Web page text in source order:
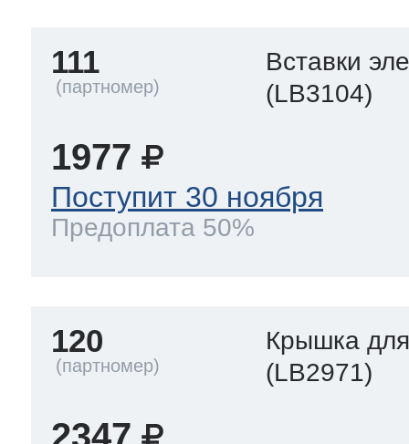
111
Вставки
(LB3104)
1977
Поступит 30 ноября
Предоплата 50%
120
Крышка
(LB2971)
2347